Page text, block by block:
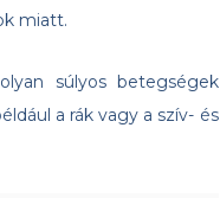
miatt.
súlyos betegségek
a rák vagy a szív- és